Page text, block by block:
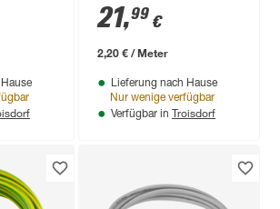
21,99 €
2,20 € / Meter
Lieferung nach Hause
Nur wenige verfügbar
Verfügbar in Troisdorf